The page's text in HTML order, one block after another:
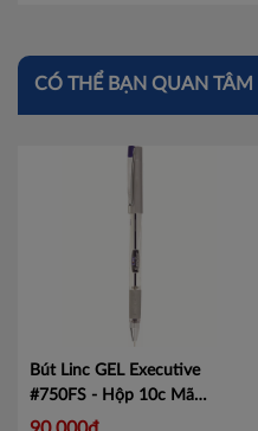
CÓ THỂ BẠN QUAN TÂM
Bút Linc GEL Executive
#750FS - Hộp 10c Mã
LIN750